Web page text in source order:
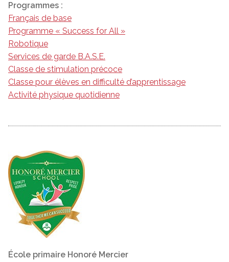
Programmes :
Français de base
Programme « Success for All »
Robotique
Services de garde B.A.S.E.
Classe de stimulation précoce
Classe pour élèves en difficulté d’apprentissage
Activité physique quotidienne
École primaire Honoré Mercier